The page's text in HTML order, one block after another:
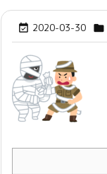
 2020-03-30 